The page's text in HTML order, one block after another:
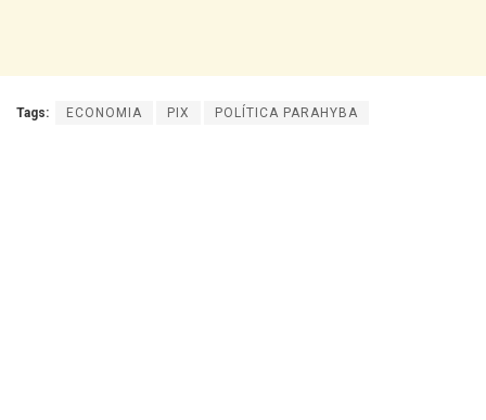
Tags: ECONOMIA PIX POLÍTICA PARAHYBA